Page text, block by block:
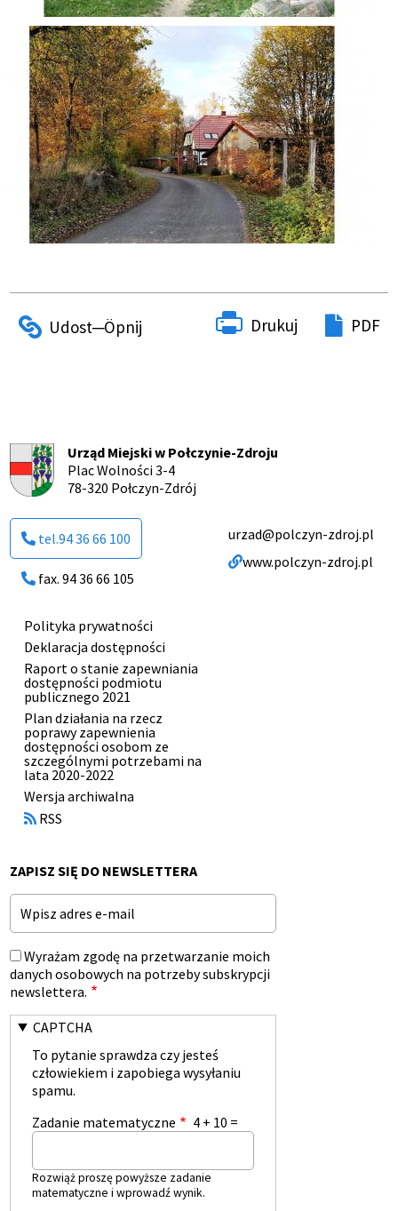
Drukuj PDF
Urząd Miejski w Połczynie-Zdroju
Plac Wolności 3-4
78-320 Połczyn-Zdrój
tel.94 36 66 100
fax. 94 36 66 105
urzad@polczyn-zdroj.pl
www.polczyn-zdroj.pl
Menu
stopki
Polityka prywatności
Deklaracja dostępności
Raport o stanie zapewniania
dostępności podmiotu
publicznego 2021
Plan działania na rzecz
poprawy zapewnienia
dostępności osobom ze
szczególnymi potrzebami na
lata 2020-2022
Otworzy
się
w
Wersja archiwalna
RSS
ZAPISZ SIĘ DO NEWSLETTERA
Email
Wyrażam zgodę na przetwarzanie moich
danych osobowych na potrzeby subskrypcji
newslettera.
CAPTCHA
To pytanie sprawdza czy jesteś
człowiekiem i zapobiega wysyłaniu
spamu.
Zadanie matematyczne
4 + 10 =
Rozwiąż proszę powyższe zadanie
matematyczne i wprowadź wynik.